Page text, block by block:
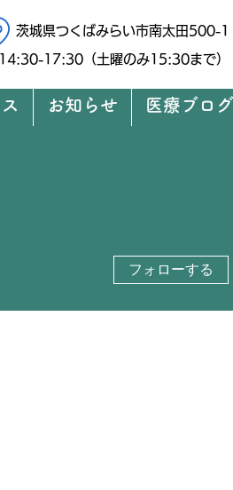
17:30（土曜のみ15:30まで）
​茨城県つくばみらい市南太田500-1
お知らせ 医療ブログ
フォローする